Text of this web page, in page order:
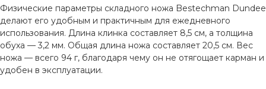
Физические параметры складного ножа Bestechman Dundee
делают его удобным и практичным для ежедневного
использования. Длина клинка составляет 8,5 см, а толщина
обуха — 3,2 мм. Общая длина ножа составляет 20,5 см. Вес
ножа — всего 94 г, благодаря чему он не отягощает карман и
удобен в эксплуатации.